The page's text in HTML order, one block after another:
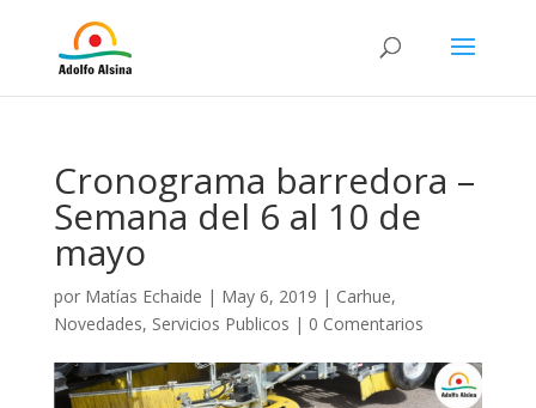
Cronograma barredora –
Semana del 6 al 10 de
mayo
por Matías Echaide | May 6, 2019 | Carhue,
Novedades, Servicios Publicos | 0 Comentarios